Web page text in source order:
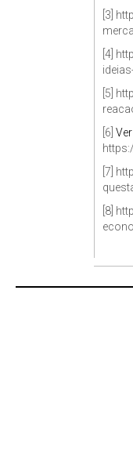
[3]
[4]
[5]
[6]
[7]
[8]